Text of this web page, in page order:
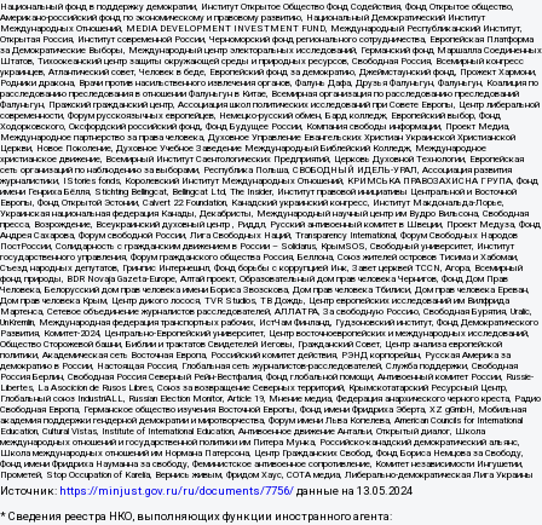
Национальный фонд в поддержку демократии, Институт Открытое Общество Фонд Содействия, Фонд Открытое общество,
Американо-российский фонд по экономическому и правовому развитию, Национальный Демократический Институт
Международных Отношений, MEDIA DEVELOPMENT INVESTMENT FUND, Международный Республиканский Институт,
Открытая Россия, Институт современной России, Черноморский фонд регионального сотрудничества, Европейская Платформа
за Демократические Выборы, Международный центр электоральных исследований, Германский фонд Маршалла Соединенных
Штатов, Тихоокеанский центр защиты окружающей среды и природных ресурсов, Свободная Россия, Всемирный конгресс
украинцев, Атлантический совет, Человек в беде, Европейский фонд за демократию, Джеймстаунский фонд, Прожект Хармони,
Родники дракона, Врачи против насильственного извлечения органов, Фалунь Дафа, Друзья Фалуньгун, Фалуньгун, Коалиция по
расследованию преследования в отношении Фалуньгун в Китае, Всемирная организация по расследованию преследований
Фалуньгун, Пражский гражданский центр, Ассоциация школ политических исследований при Совете Европы, Центр либеральной
современности, Форум русскоязычных европейцев, Немецко-русский обмен, Бард колледж, Европейский выбор, Фонд
Ходорковского, Оксфордский российский фонд, Фонд Будущее России, Компания свободы информации, Проект Медиа,
Международное партнерство за права человека, Духовное Управление Евангельских Христиан Украинской Христианской
Церкви, Новое Поколение, Духовное Учебное Заведение Международный Библейский Колледж, Международное
христианское движение, Всемирный Институт Саентологических Предприятий, Церковь Духовной Технологии, Европейская
сеть организаций по наблюдению за выборами, Республика Польша, СВОБОДНЫЙ ИДЕЛЬ-УРАЛ, Ассоциация развития
журналистики, IStories fonds, Королевский Институт Международных Отношений, КРИМСЬКА ПРАВОЗАХИСНА ГРУПА, Фонд
имени Генриха Бёлля, Stichting Bellingcat, Bellingcat Ltd, The Insider, Институт правовой инициативы Центральной и Восточной
Европы, Фонд Открытой Эстонии, Calvert 22 Foundation, Канадский украинский конгресс, Институт Макдональда-Лорье,
Украинская национальная федерация Канады, Декабристы, Международный научный центр им Вудро Вильсона, Свободная
пресса, Возрождение, Всеукраинский духовный центр , Риддл, Русский антивоенный комитет в Швеции, Проект Медуза, Фонд
Андрея Сахарова, Форум свободной России, Лига Свободных Наций, Transparеncy International, Форум Свободных Народов
ПостРоссии, Солидарность с гражданским движением в России – Solidarus, КрымSOS, Свободный университет, Институт
государственного управления, Форум гражданского общества Россия, Беллона, Союз жителей островов Тисима и Хабомаи,
Съезд народных депутатов, Гринпис Интернешнл, Фонд борьбы с коррупцией Инк, Завет церквей TCCN, Агора, Всемирный
фонд природы, BDR Novaja Gazeta-Europe, Алтай проект, Образовательный дом прав человека Чернигов, Фонд Дом Прав
Человека, Белорусский дом прав человека имени Бориса Звозскова, Дом прав человека Тбилиси, Дом прав человека Ереван,
Дом прав человека Крым, Центр дикого лосося, TVR Studios, ТВ Дождь, Центр европейских исследований им Вилфрида
Мартенса, Сетевое объединение журналистов расследователей, АЛЛАТРА, За свободную Россию, Свободная Бурятия, Uralic,
UnKremlin, Международная федерация транспортных рабочих, ИстЧам Финланд, Гудзоновский институт, Фонд Демократического
Развития, Комитет-2024, Центрально-Европейский университет, Центр восточноевропейских и международных исследований,
Общество Сторожевой башни, Библии и трактатов Свидетелей Иеговы, Гражданский Совет, Центр анализа европейской
политики, Академическая сеть Восточная Европа, Российский комитет действия, РЭНД корпорейшн, Русская Америка за
демократию в России, Настоящая Россия, Глобальная сеть журналистов-расследователей, Служба поддержки, Свободная
Россия Берлин, Свободная Россия Северный Рейн-Вестфалия, Фонд глобальной помощи, Антивоенный комитет России, Russie-
Libertes, La Asocicion de Rusos Libres, Союз за возвращение Северных территорий, Крымскотатарский Ресурсный Центр,
Глобальный союз IndustriALL, Russian Election Monitor, Article 19, Мнение медиа, Федерация анархического черного креста, Радио
Свободная Европа, Германское общество изучения Восточной Европы, Фонд имени Фридриха Эберта, XZ gGmbH, Мобильная
академия поддержки гендерной демократии и миротворчества, Форум имени Льва Копелева, American Councils for International
Education, Cultural Vistas, Institute of International Education, Антивоенное движение Антальи, Открытый диалог, Школа
международных отношений и государственной политики им Питера Мунка, Российско-канадский демократический альянс,
Школа международных отношений им Нормана Патерсона, Центр Гражданских Свобод, Фонд Бориса Немцова за Свободу,
Фонд имени Фридриха Науманна за свободу, Феминистское антивоенное сопротивление, Комитет независимости Ингушетии,
Прометей, Stop Occupation of Karelia, Вернись живым, Фридом Хаус, СОТА медиа, Либерально-демократическая Лига Украины
Источник: https://minjust.gov.ru/ru/documents/7756/данные на 13.05.2024
* Сведения реестра НКО, выполняющих функции иностранного агента: